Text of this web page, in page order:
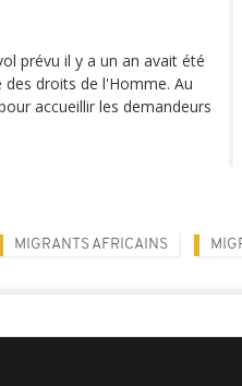
prévu il y a un an avait été
droits de l'Homme. Au
accueillir les demandeurs
MIGRANTS AFRICAINS